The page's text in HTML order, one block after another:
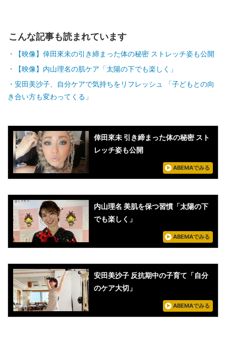
こんな記事も読まれています
【映像】倖田來未の引き締まった体の秘密 ストレッチ姿も公開
【映像】内山理名の肌ケア「太陽の下でも楽しく」
安田美沙子、自分ケアで気持ちをリフレッシュ 「子どもとの向
き合い方も変わってくる」
倖田來未 引き締まった体の秘密 スト
レッチ姿も公開
ABEMAでみる
内山理名 美肌を保つ習慣「太陽の下
でも楽しく」
ABEMAでみる
安田美沙子 反抗期中の子育て「自分
のケア大切」
ABEMAでみる